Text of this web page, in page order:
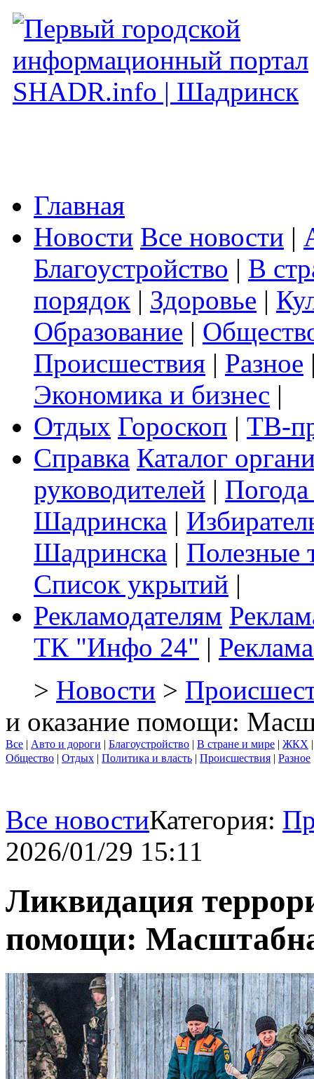
Главная
Новости Все новости |
Благоустройство | В
порядок | Здоровье |
Образование |
Происшествия | Разное
Экономика и бизнес |
Отдых Гороскоп | ТВ-
Справка Каталог
руководителей |
Шадринска |
Шадринска | Полезные
Список укрытий |
Рекламодателям
ТК "Инфо 24" |
> Новости >
и оказание помощи:
Все | Авто и дороги | Благоустройство | В стране и мире | ЖКХ
Общество | Отдых | Политика и власть | Происшествия | Разное
Все новостиКатегория:
2026/01/29 15:11
Ликвидация
помощи: